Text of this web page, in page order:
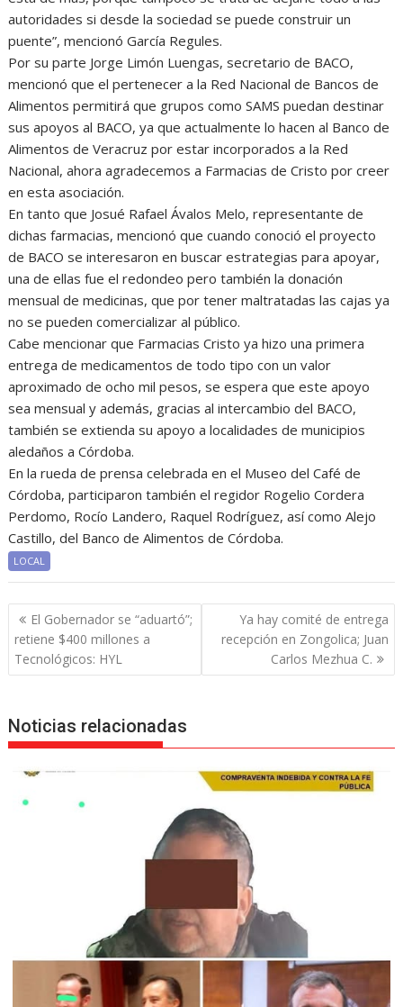
autoridades si desde la sociedad se puede construir un
puente”, mencionó García Regules.
Por su parte Jorge Limón Luengas, secretario de BACO,
mencionó que el pertenecer a la Red Nacional de Bancos de
Alimentos permitirá que grupos como SAMS puedan destinar
sus apoyos al BACO, ya que actualmente lo hacen al Banco de
Alimentos de Veracruz por estar incorporados a la Red
Nacional, ahora agradecemos a Farmacias de Cristo por creer
en esta asociación.
En tanto que Josué Rafael Ávalos Melo, representante de
dichas farmacias, mencionó que cuando conoció el proyecto
de BACO se interesaron en buscar estrategias para apoyar,
una de ellas fue el redondeo pero también la donación
mensual de medicinas, que por tener maltratadas las cajas ya
no se pueden comercializar al público.
Cabe mencionar que Farmacias Cristo ya hizo una primera
entrega de medicamentos de todo tipo con un valor
aproximado de ocho mil pesos, se espera que este apoyo
sea mensual y además, gracias al intercambio del BACO,
también se extienda su apoyo a localidades de municipios
aledaños a Córdoba.
En la rueda de prensa celebrada en el Museo del Café de
Córdoba, participaron también el regidor Rogelio Cordera
Perdomo, Rocío Landero, Raquel Rodríguez, así como Alejo
Castillo, del Banco de Alimentos de Córdoba.
LOCAL
Navegación
de
entradas
El Gobernador se “aduartó”;
retiene $400 millones a
Tecnológicos: HYL
Ya hay comité de entrega
recepción en Zongolica; Juan
Carlos Mezhua C.
Noticias relacionadas